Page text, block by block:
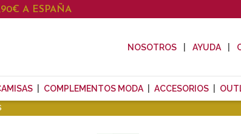
A ESPAÑA
NOSOTROS AYUDA
COMPLEMENTOS MODA ACCESORIOS